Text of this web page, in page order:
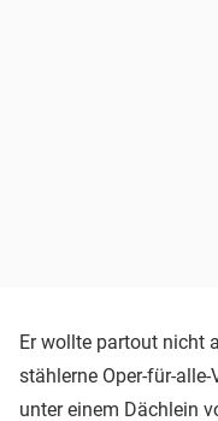
Er wollte partout nicht
stählerne Oper-für-
unter einem Dächlein